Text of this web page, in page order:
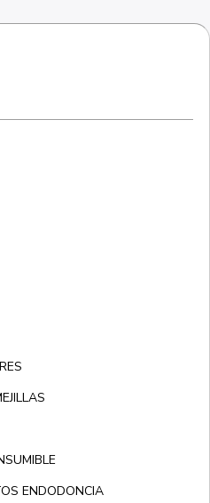
ENDODONCIA